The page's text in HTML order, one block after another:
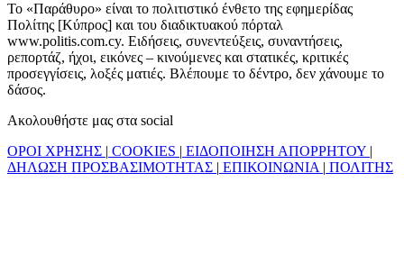
Το «Παράθυρο» είναι το πολιτιστικό ένθετο της εφημερίδας
Πολίτης [Κύπρος] και του διαδικτυακού πόρταλ
www.politis.com.cy. Ειδήσεις, συνεντεύξεις, συναντήσεις,
ρεπορτάζ, ήχοι, εικόνες – κινούμενες και στατικές, κριτικές
προσεγγίσεις, λοξές ματιές. Βλέπουμε το δέντρο, δεν χάνουμε το
δάσος.
Ακολουθήστε μας στα social
ΟΡΟΙ ΧΡΗΣΗΣ | COOKIES | ΕΙΔΟΠΟΙΗΣΗ ΑΠΟΡΡΗΤΟΥ |
ΔΗΛΩΣΗ ΠΡΟΣΒΑΣΙΜΟΤΗΤΑΣ | ΕΠΙΚΟΙΝΩΝΙΑ | ΠΟΛΙΤΗΣ